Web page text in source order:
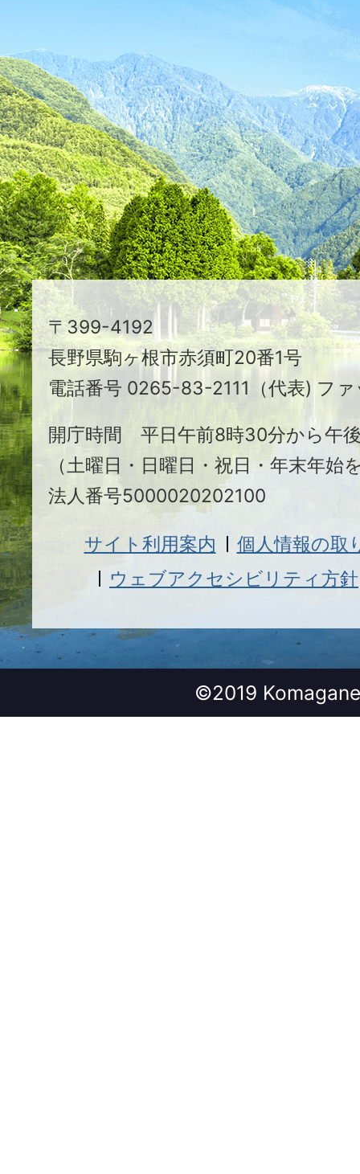
が
た
つ
映
え
る
ま
ち
駒
ヶ
根
市
〒399-4192
長野県駒ヶ根市赤須町20番1号
電話番号 0265-83-2111（代表) フ
開庁時間 平日午前8時30分から午
（土曜日・日曜日・祝日・年末年始
法人番号5000020202100
サイト利用案内
個人情報の取
ウェブアクセシビリティ方針
©2019